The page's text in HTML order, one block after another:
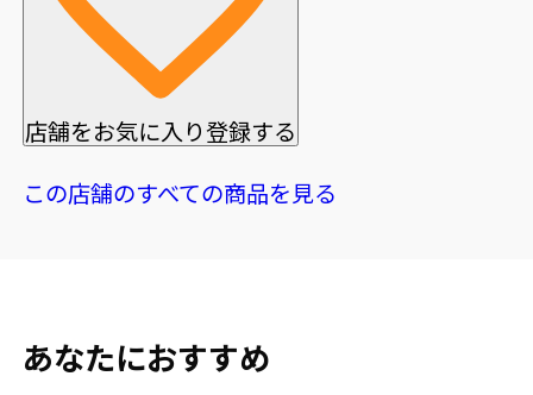
店舗をお気に入り登録する
この店舗のすべての商品を見る
あなたにおすすめ